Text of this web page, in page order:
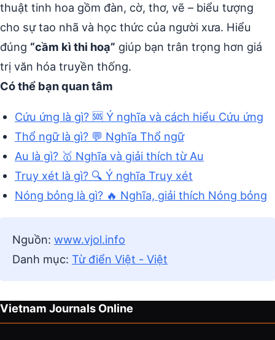
thuật tinh hoa gồm đàn, cờ, thơ, vẽ – biểu tượng
cho sự tao nhã và học thức của người xưa. Hiểu
đúng “cầm kì thi hoạ” giúp bạn trân trọng hơn giá
trị văn hóa truyền thống.
Có thể bạn quan tâm
Cứu ứng là gì? 🆘 Ý nghĩa và cách hiểu Cứu ứng
Thổ ngữ là gì? 💬 Nghĩa Thổ ngữ
Au là gì? 🥇 Nghĩa và giải thích từ Au
Truy xét là gì? 🔍 Ý nghĩa Truy xét
Nóng bỏng là gì? 🔥 Nghĩa, giải thích Nóng bỏng
Nguồn: www.vjol.info
Danh mục: Từ điển Việt - Việt
Vietnam Journals Online